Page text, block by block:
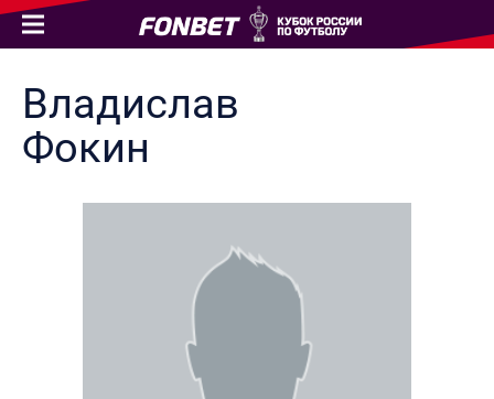
Владислав
Фокин